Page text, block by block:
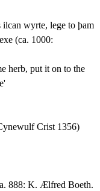
wyrte, lege to þam
(ca. 1000:
herb, put it on to the
Crist 1356)
888: K. Ælfred Boeth.